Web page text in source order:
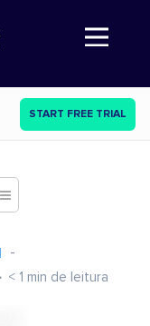
Abre a navegação
START FREE TRIAL
< 1 min de leitura